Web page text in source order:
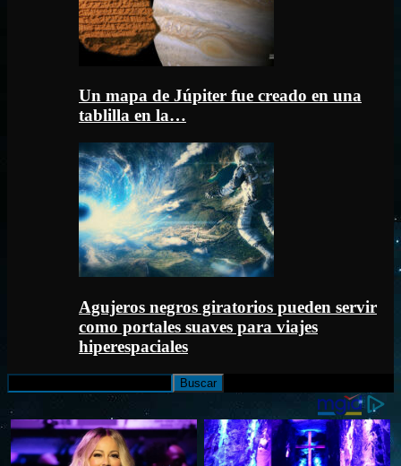
Un mapa de Júpiter fue creado en una
tablilla en la…
Agujeros negros giratorios pueden servir
como portales suaves para viajes
hiperespaciales